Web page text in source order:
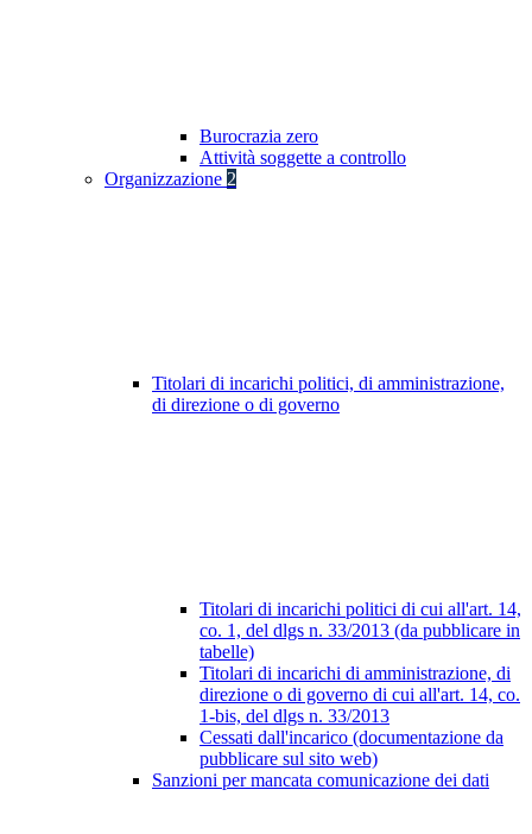
Burocrazia zero
Attività soggette a controllo
Organizzazione 2
Titolari di incarichi politici, di amministrazione,
di direzione o di governo
Titolari di incarichi politici di cui all'art. 14,
co. 1, del dlgs n. 33/2013 (da pubblicare in
tabelle)
Titolari di incarichi di amministrazione, di
direzione o di governo di cui all'art. 14, co.
1-bis, del dlgs n. 33/2013
Cessati dall'incarico (documentazione da
pubblicare sul sito web)
Sanzioni per mancata comunicazione dei dati